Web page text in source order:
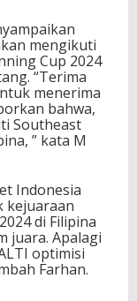
mengikuti
Cup 2024
“Terima
menerima
bahwa,
Southeast
” kata M
Indonesia
kejuaraan
di Filipina
juara. Apalagi
optimisi
Farhan.